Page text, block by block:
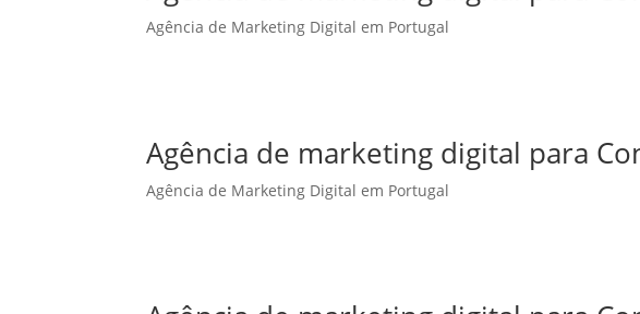
Agência de Marketing Digital em Portugal
Agência de marketing digital para
Agência de Marketing Digital em Portugal